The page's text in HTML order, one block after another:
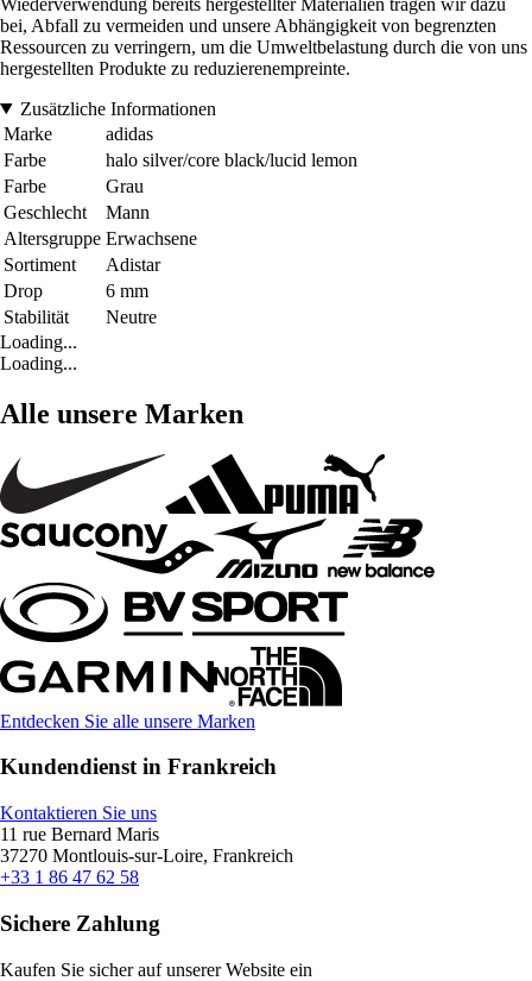
bei, Abfall zu vermeiden und unsere Abhängigkeit von begrenzten
Ressourcen zu verringern, um die Umweltbelastung durch die von uns
hergestellten Produkte zu reduzierenempreinte.
Zusätzliche Informationen
Marke
adidas
Farbe
halo silver/core black/lucid lemon
Farbe
Grau
Geschlecht
Mann
Altersgruppe Erwachsene
Sortiment
Adistar
Drop
6 mm
Stabilität
Neutre
Loading...
Loading...
Alle unsere Marken
Entdecken Sie alle unsere Marken
Kundendienst in Frankreich
Kontaktieren Sie uns
11 rue Bernard Maris
37270 Montlouis-sur-Loire, Frankreich
+33 1 86 47 62 58
Sichere Zahlung
Kaufen Sie sicher auf unserer Website ein